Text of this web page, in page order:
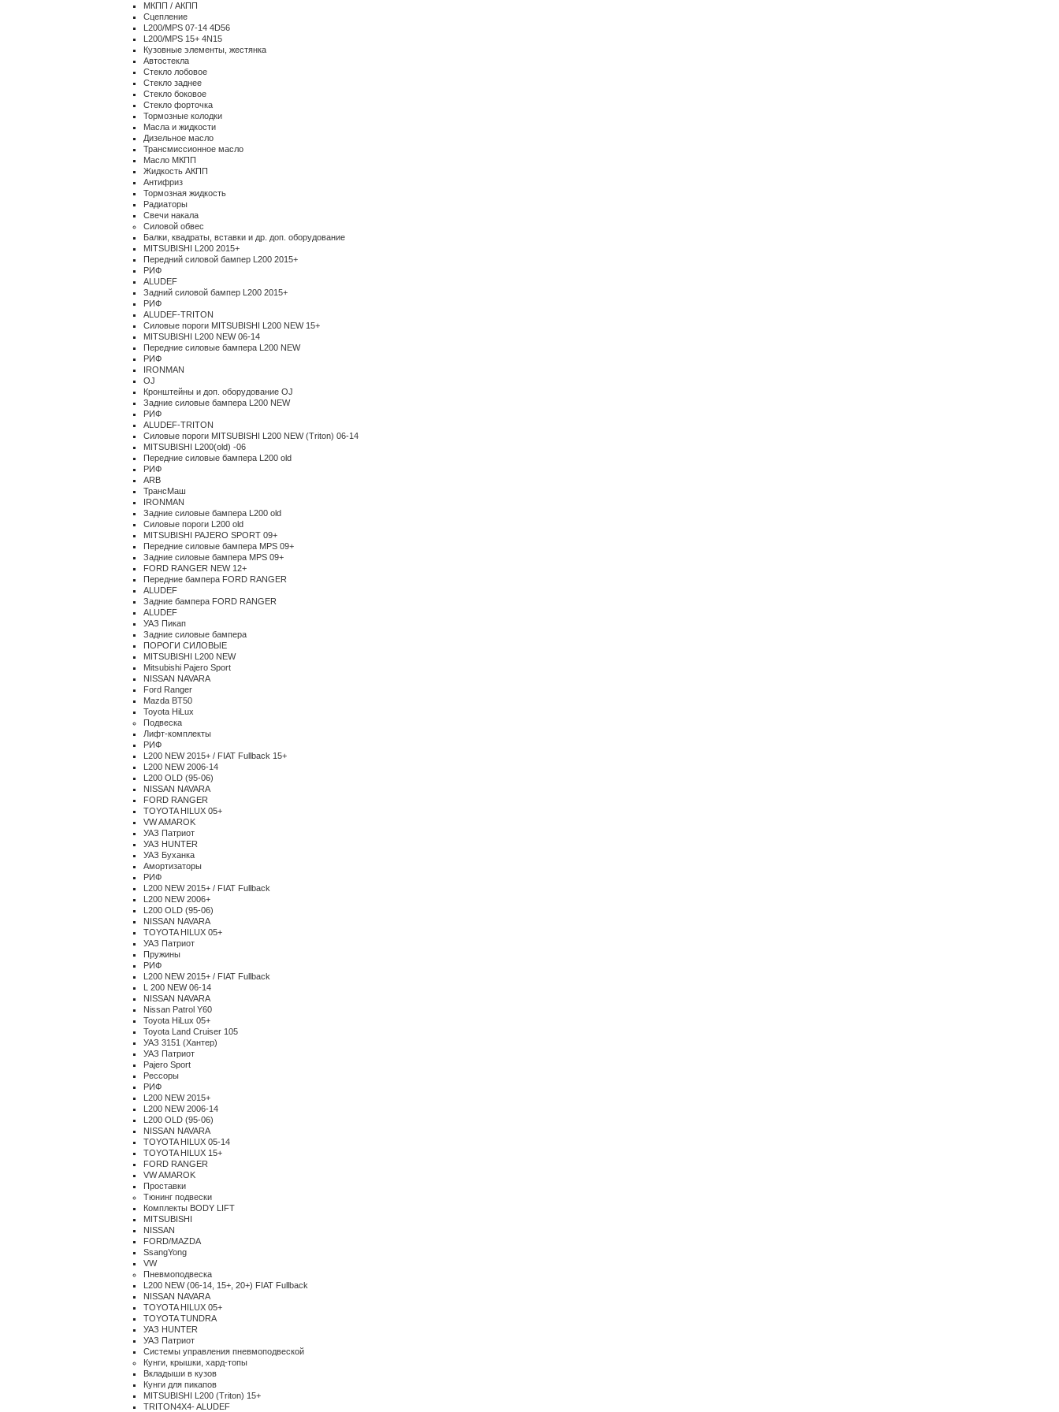
МКПП / АКПП
Сцепление
L200/MPS 07-14 4D56
L200/MPS 15+ 4N15
Кузовные элементы, жестянка
Автостекла
Стекло лобовое
Стекло заднее
Стекло боковое
Стекло форточка
Тормозные колодки
Масла и жидкости
Дизельное масло
Трансмиссионное масло
Масло МКПП
Жидкость АКПП
Антифриз
Тормозная жидкость
Радиаторы
Свечи накала
Силовой обвес
Балки, квадраты, вставки и др. доп. оборудование
MITSUBISHI L200 2015+
Передний силовой бампер L200 2015+
РИФ
ALUDEF
Задний силовой бампер L200 2015+
РИФ
ALUDEF-TRITON
Силовые пороги MITSUBISHI L200 NEW 15+
MITSUBISHI L200 NEW 06-14
Передние силовые бампера L200 NEW
РИФ
IRONMAN
OJ
Кронштейны и доп. оборудование OJ
Задние силовые бампера L200 NEW
РИФ
ALUDEF-TRITON
Силовые пороги MITSUBISHI L200 NEW (Triton) 06-14
MITSUBISHI L200(old) -06
Передние силовые бампера L200 old
РИФ
ARB
ТрансМаш
IRONMAN
Задние силовые бампера L200 old
Силовые пороги L200 old
MITSUBISHI PAJERO SPORT 09+
Передние силовые бампера MPS 09+
Задние силовые бампера MPS 09+
FORD RANGER NEW 12+
Передние бампера FORD RANGER
ALUDEF
Задние бампера FORD RANGER
ALUDEF
УАЗ Пикап
Задние силовые бампера
ПОРОГИ СИЛОВЫЕ
MITSUBISHI L200 NEW
Mitsubishi Pajero Sport
NISSAN NAVARA
Ford Ranger
Mazda BT50
Toyota HiLux
Подвеска
Лифт-комплекты
РИФ
L200 NEW 2015+ / FIAT Fullback 15+
L200 NEW 2006-14
L200 OLD (95-06)
NISSAN NAVARA
FORD RANGER
TOYOTA HILUX 05+
VW AMAROK
УАЗ Патриот
УАЗ HUNTER
УАЗ Буханка
Амортизаторы
РИФ
L200 NEW 2015+ / FIAT Fullback
L200 NEW 2006+
L200 OLD (95-06)
NISSAN NAVARA
TOYOTA HILUX 05+
УАЗ Патриот
Пружины
РИФ
L200 NEW 2015+ / FIAT Fullback
L 200 NEW 06-14
NISSAN NAVARA
Nissan Patrol Y60
Toyota HiLux 05+
Toyota Land Cruiser 105
УАЗ 3151 (Хантер)
УАЗ Патриот
Pajero Sport
Рессоры
РИФ
L200 NEW 2015+
L200 NEW 2006-14
L200 OLD (95-06)
NISSAN NAVARA
TOYOTA HILUX 05-14
TOYOTA HILUX 15+
FORD RANGER
VW AMAROK
Проставки
Тюнинг подвески
Комплекты BODY LIFT
MITSUBISHI
NISSAN
FORD/MAZDA
SsangYong
VW
Пневмоподвеска
L200 NEW (06-14, 15+, 20+) FIAT Fullback
NISSAN NAVARA
TOYOTA HILUX 05+
TOYOTA TUNDRA
УАЗ HUNTER
УАЗ Патриот
Системы управления пневмоподвеской
Кунги, крышки, хард-топы
Вкладыши в кузов
Кунги для пикапов
MITSUBISHI L200 (Triton) 15+
TRITON4X4- ALUDEF